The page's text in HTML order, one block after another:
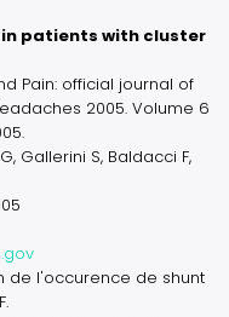
patients with cluster
Pain: official journal of
2005. Volume 6
Gallerini S, Baldacci F,
de l'occurence de shunt